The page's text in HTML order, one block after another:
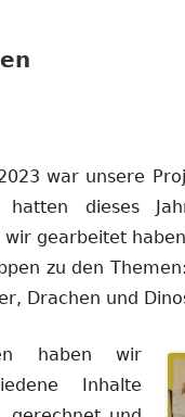
war unsere
dieses
gearbeitet
zu den
Drachen und
haben wir
Inhalte